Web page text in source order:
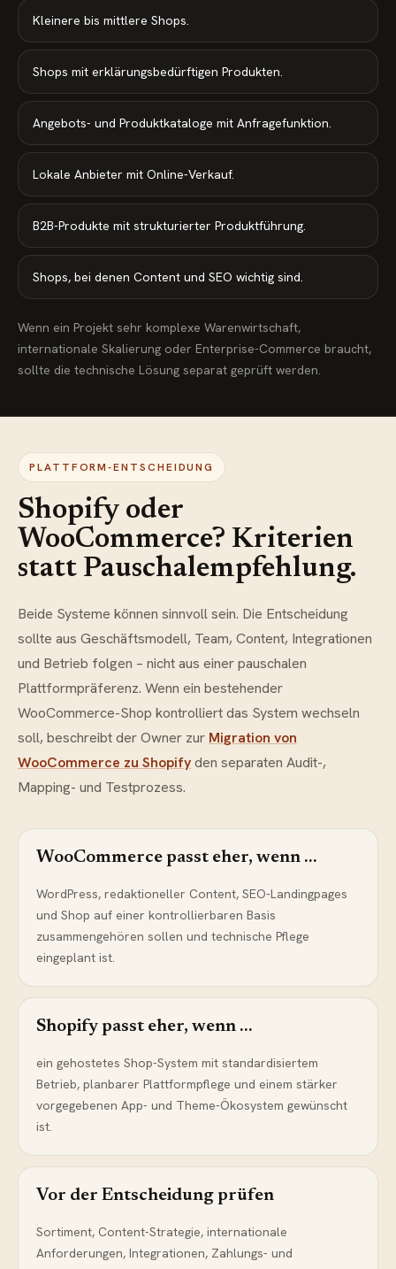
Kleinere bis mittlere Shops.
Shops mit erklärungsbedürftigen Produkten.
Angebots- und Produktkataloge mit Anfragefunktion.
Lokale Anbieter mit Online-Verkauf.
B2B-Produkte mit strukturierter Produktführung.
Shops, bei denen Content und SEO wichtig sind.
Wenn ein Projekt sehr komplexe Warenwirtschaft,
internationale Skalierung oder Enterprise-Commerce braucht,
sollte die technische Lösung separat geprüft werden.
PLATTFORM-ENTSCHEIDUNG
Shopify oder
WooCommerce? Kriterien
statt Pauschalempfehlung.
Beide Systeme können sinnvoll sein. Die Entscheidung
sollte aus Geschäftsmodell, Team, Content, Integrationen
und Betrieb folgen – nicht aus einer pauschalen
Plattformpräferenz. Wenn ein bestehender
WooCommerce-Shop kontrolliert das System wechseln
soll, beschreibt der Owner zur Migration von
WooCommerce zu Shopifyden separaten Audit-,
Mapping- und Testprozess.
WooCommerce passt eher, wenn …
WordPress, redaktioneller Content, SEO-Landingpages
und Shop auf einer kontrollierbaren Basis
zusammengehören sollen und technische Pflege
eingeplant ist.
Shopify passt eher, wenn …
ein gehostetes Shop-System mit standardisiertem
Betrieb, planbarer Plattformpflege und einem stärker
vorgegebenen App- und Theme-Ökosystem gewünscht
ist.
Vor der Entscheidung prüfen
Sortiment, Content-Strategie, internationale
Anforderungen, Integrationen, Zahlungs- und